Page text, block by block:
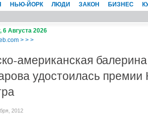
НЬЮ-ЙОРК ЛЮДИ ЗАКОН БИЗНЕС
6 Августа 2026
> > >
американская
удостоилась премии
2012